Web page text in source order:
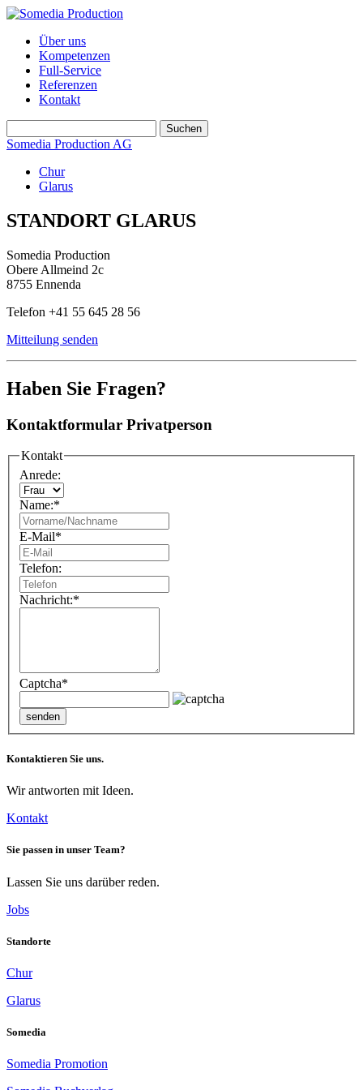
Über uns
Kompetenzen
Full-Service
Referenzen
Kontakt
Somedia Production AG
Chur
Glarus
STANDORT GLARUS
Somedia Production
Obere Allmeind 2c
8755 Ennenda
Telefon +41 55 645 28 56
Mitteilung senden
Haben Sie Fragen?
Kontaktformular Privatperson
Kontakt
Anrede:
Name:*
E-Mail*
Telefon:
Nachricht:*
Captcha*
Kontaktieren Sie uns.
Wir antworten mit Ideen.
Kontakt
Sie passen in unser Team?
Lassen Sie uns darüber reden.
Jobs
Standorte
Chur
Glarus
Somedia
Somedia Promotion